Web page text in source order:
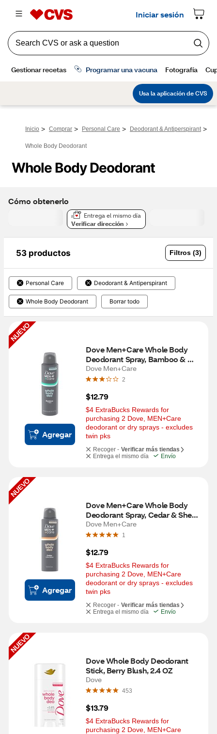
Inicio > Comprar > Personal Care > Deodorant & Antiperspirant >
Whole Body Deodorant
Whole Body Deodorant
Cómo obtenerlo
Entrega el mismo día
Verificar dirección
53 productos Filtros (3)
Personal Care Deodorant & Antiperspirant
Whole Body Deodorant Borrar todo
NUEVO
Agregar
Dove Men+Care Whole Body
Deodorant Spray, Bamboo &
Aloe, 4 OZ
Dove Men+Care
2
$12.79
$4 ExtraBucks Rewards for
purchasing 2 Dove, MEN+Care
deodorant or dry sprays - excludes
twin pks
Recoger - Verificar más tiendas
Entrega el mismo día
Envío
NUEVO
Agregar
Dove Men+Care Whole Body
Deodorant Spray, Cedar & Shea
Butter, 4 OZ
Dove Men+Care
1
$12.79
$4 ExtraBucks Rewards for
purchasing 2 Dove, MEN+Care
deodorant or dry sprays - excludes
twin pks
Recoger - Verificar más tiendas
Entrega el mismo día
Envío
NUEVO
Dove Whole Body Deodorant
Stick, Berry Blush, 2.4 OZ
Dove
453
$13.79
$4 ExtraBucks Rewards for
purchasing 2 Dove, MEN+Care